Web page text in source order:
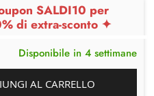
SALDI10 per
di extra-sconto ✦
Disponibile in 4 settimane
AL CARRELLO